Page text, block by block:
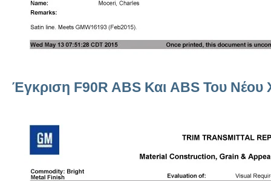
Έγκριση F90R ABS Και ABS Του Νέου